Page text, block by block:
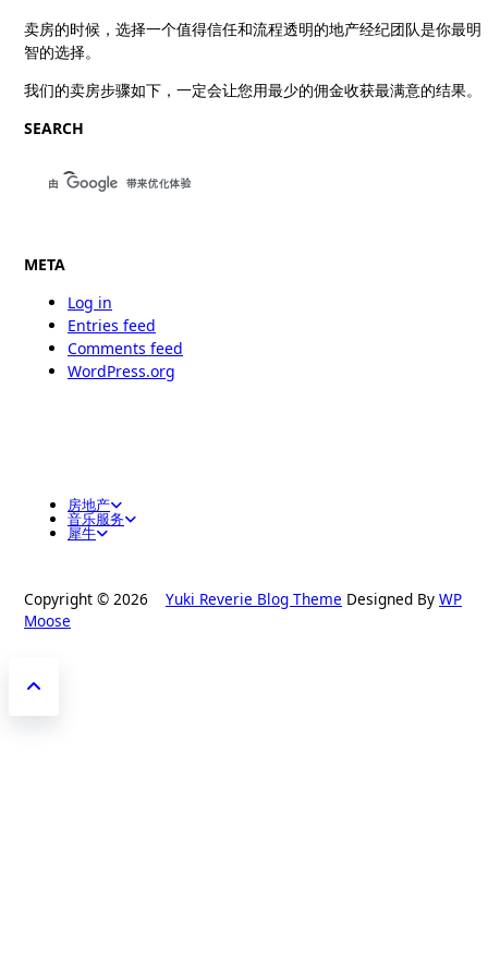
卖房的时候，选择一个值得信任和流程透明的地产经纪团队是你最明
智的选择。
我们的卖房步骤如下，一定会让您用最少的佣金收获最满意的结果。
SEARCH
META
Log in
Entries feed
Comments feed
WordPress.org
房地产
音乐服务
犀牛
Copyright © 2026 Yuki Reverie Blog Theme Designed By WP
Moose